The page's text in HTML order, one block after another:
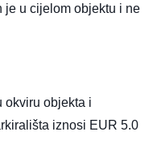
je u cijelom objektu i ne
okviru objekta i
iznosi EUR 5.0